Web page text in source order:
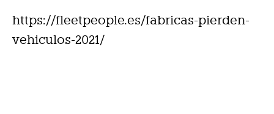
https://fleetpeople.es/fabricas-pierden-
vehiculos-2021/